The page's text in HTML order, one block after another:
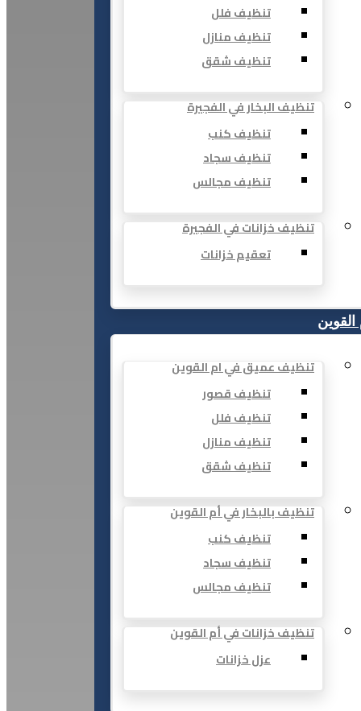
تنظيف فلل
تنظيف منازل
تنظيف شقق
تنظيف البخار في الفجيرة
تنظيف كنب
تنظيف سجاد
تنظيف مجالس
تنظيف خزانات في الفجيرة
تعقيم خزانات
القوين
تنظيف عميق في ام القوين
تنظيف قصور
تنظيف فلل
تنظيف منازل
تنظيف شقق
تنظيف بالبخار في أم القوين
تنظيف كنب
تنظيف سجاد
تنظيف مجالس
تنظيف خزانات في أم القوين
عزل خزانات